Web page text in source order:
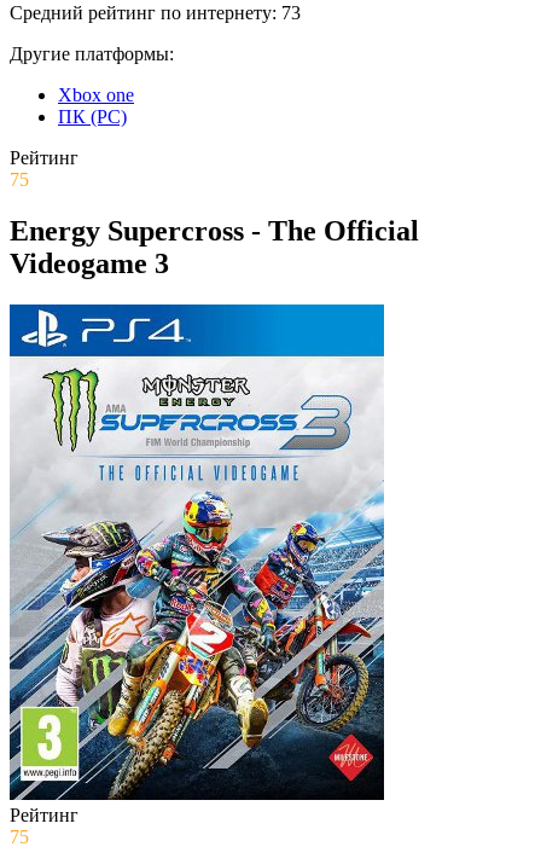
Средний рейтинг по интернету: 73
Другие платформы:
Xbox one
ПК (PC)
Рейтинг
75
Energy Supercross - The Official
Videogame 3
Рейтинг
75